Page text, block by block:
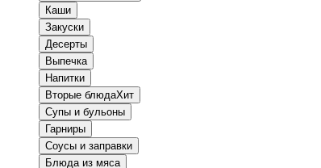
Каши
Закуски
Десерты
Выпечка
Напитки
Вторые блюдаХит
Супы и бульоны
Гарниры
Соусы и заправки
Блюда из мяса